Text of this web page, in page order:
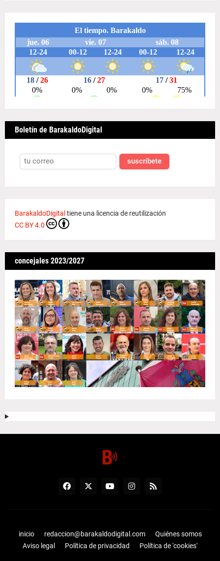
Boletín de BarakaldoDigital
suscríbete
BarakaldoDigital tiene una licencia de reutilización
CC BY 4.0
concejales 2023/2027
inicio redaccion@barakaldodigital.com
Quiénes somos
Aviso legal
Política de privacidad Política de 'cookies'